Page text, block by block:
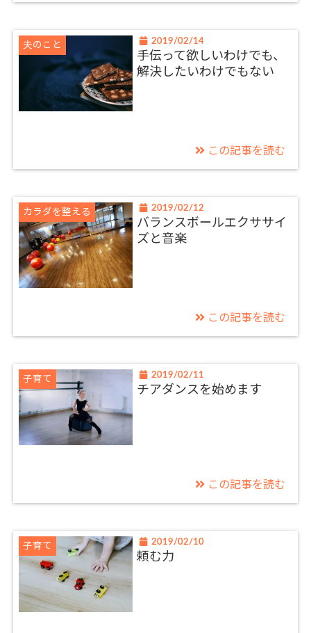
夫のこと 2019/02/14
手伝って欲しいわけでも、
解決したいわけでもない
この記事を読む
カラダを整える 2019/02/12
バランスボールエクササイ
ズと音楽
この記事を読む
子育て 2019/02/11
チアダンスを始めます
この記事を読む
子育て 2019/02/10
頼む力